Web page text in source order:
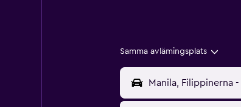
Samma avlämingsplats